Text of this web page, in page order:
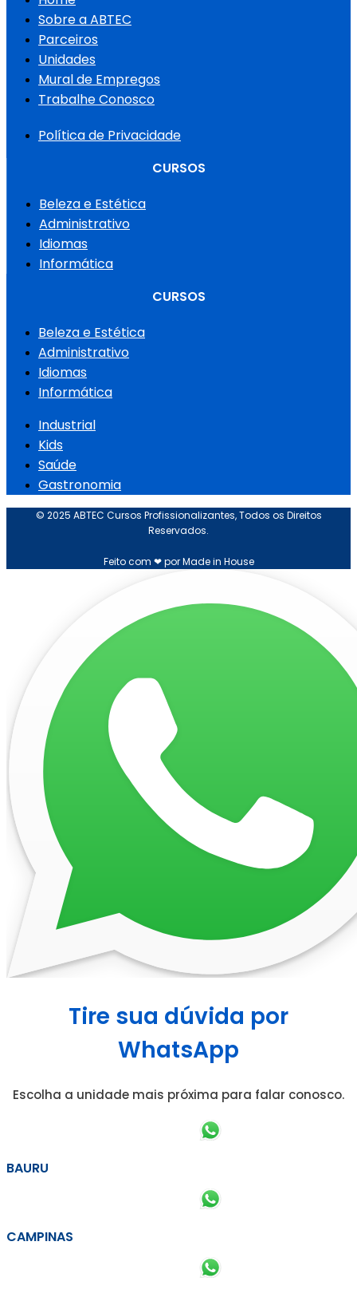
Sobre a ABTEC
Parceiros
Unidades
Mural de Empregos
Trabalhe Conosco
Política de Privacidade
CURSOS
Beleza e Estética
Administrativo
Idiomas
Informática
CURSOS
Beleza e Estética
Administrativo
Idiomas
Informática
Industrial
Kids
Saúde
Gastronomia
© 2025 ABTEC Cursos Profissionalizantes, Todos os Direitos
Reservados.
Feito com ❤ por Made in House
Tire sua dúvida por
WhatsApp
Escolha a unidade mais próxima para falar conosco.
BAURU
CAMPINAS